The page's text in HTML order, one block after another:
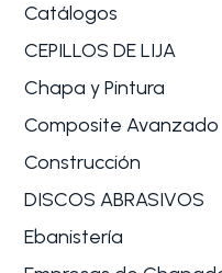
Catálogos
CEPILLOS DE LIJA
Chapa y Pintura
Composite Avanzado
Construcción
DISCOS ABRASIVOS
Ebanistería